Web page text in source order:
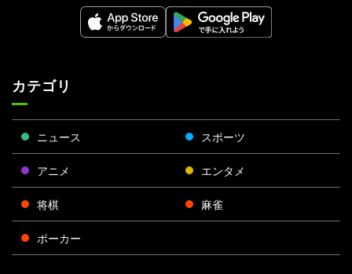
カテゴリ
ニュース スポーツ
アニメ エンタメ
将棋 麻雀
ポーカー